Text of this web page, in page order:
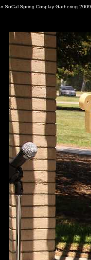
» SoCal Spring Cosplay Gathering 2009